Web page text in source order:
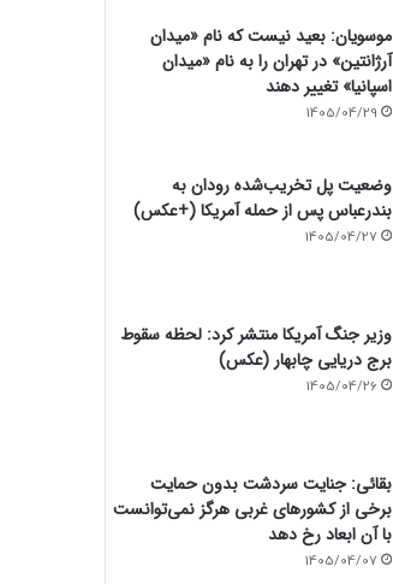
موسویان: بعید نیست که نام «میدان
آرژانتین» در تهران را به نام «میدان
اسپانیا» تغییر دهند
1405/04/29
وضعیت پل تخریب‌شده رودان به
بندرعباس پس از حمله آمریکا (+عکس)
1405/04/27
وزیر جنگ آمریکا منتشر کرد: لحظه سقوط
برج دریایی چابهار (عکس)
1405/04/26
بقائی: جنایت سردشت بدون حمایت
برخی از کشورهای غربی هرگز نمی‌توانست
با آن ابعاد رخ دهد
1405/04/07